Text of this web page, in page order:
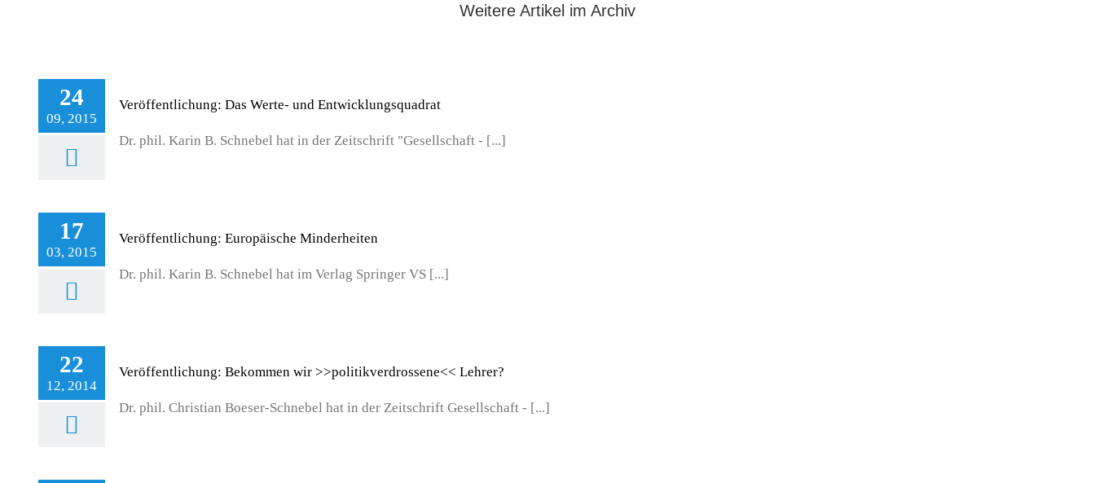
Weitere Artikel im Archiv
24
09, 2015
Veröffentlichung: Das Werte- und Entwicklungsquadrat
Dr. phil. Karin B. Schnebel hat in der Zeitschrift "Gesellschaft - [...]
17
03, 2015
Veröffentlichung: Europäische Minderheiten
Dr. phil. Karin B. Schnebel hat im Verlag Springer VS [...]
22
12, 2014
Veröffentlichung: Bekommen wir >>politikverdrossene<< Lehrer?
Dr. phil. Christian Boeser-Schnebel hat in der Zeitschrift Gesellschaft - [...]